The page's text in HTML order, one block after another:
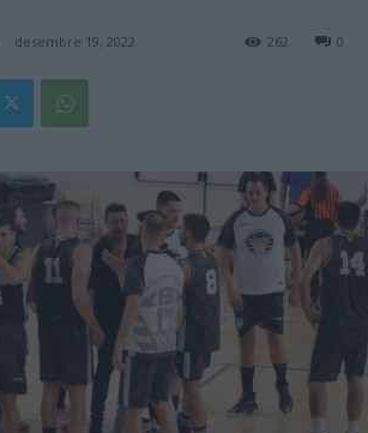
desembre 19, 2022 0
262